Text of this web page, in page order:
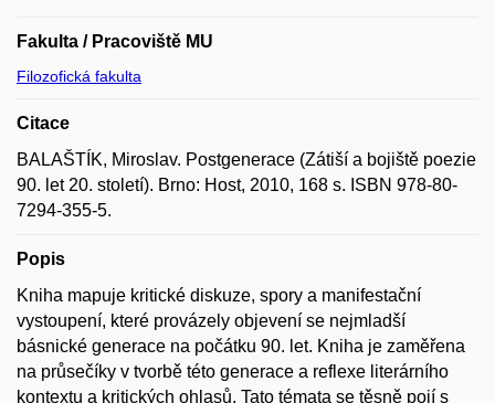
Fakulta / Pracoviště MU
Filozofická fakulta
Citace
BALAŠTÍK, Miroslav. Postgenerace (Zátiší a bojiště poezie
90. let 20. století). Brno: Host, 2010, 168 s. ISBN 978-80-
7294-355-5.
Popis
Kniha mapuje kritické diskuze, spory a manifestační
vystoupení, které provázely objevení se nejmladší
básnické generace na počátku 90. let. Kniha je zaměřena
na průsečíky v tvorbě této generace a reflexe literárního
kontextu a kritických ohlasů. Tato témata se těsně pojí s